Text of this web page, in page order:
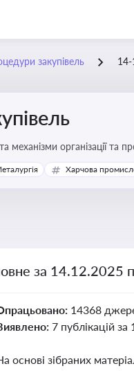
закупівель
механізми організації та
Харчова
за 14.12.2025
14368
7 публікацій за
основі зібраних